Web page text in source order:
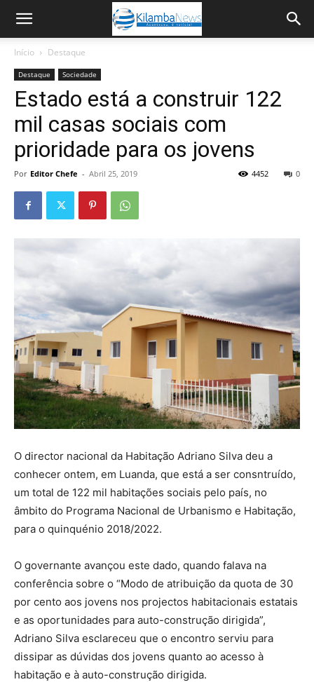
Início Destaque
Destaque Sociedade
Estado está a construir 122
mil casas sociais com
prioridade para os jovens
Por Editor Chefe - Abril 25, 2019 0
4452
O director nacional da Habitação Adriano Silva deu a
conhecer ontem, em Luanda, que está a ser consntruído,
um total de 122 mil habitações sociais pelo país, no
âmbito do Programa Nacional de Urbanismo e Habitação,
para o quinquénio 2018/2022.
O governante avançou este dado, quando falava na
conferência sobre o “Modo de atribuição da quota de 30
por cento aos jovens nos projectos habitacionais estatais
e as oportunidades para auto-construção dirigida”,
Adriano Silva esclareceu que o encontro serviu para
dissipar as dúvidas dos jovens quanto ao acesso à
habitação e à auto-construção dirigida.